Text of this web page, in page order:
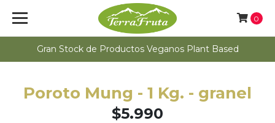
Gran Stock de Productos Veganos Plant Based
0
Poroto Mung - 1 Kg. - granel
$5.990